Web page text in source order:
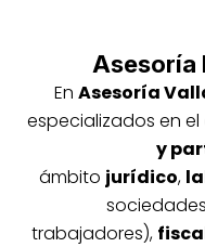
Asesoría
En Asesoría
especializados en el
y
ámbito jurídico,
trabajadores),